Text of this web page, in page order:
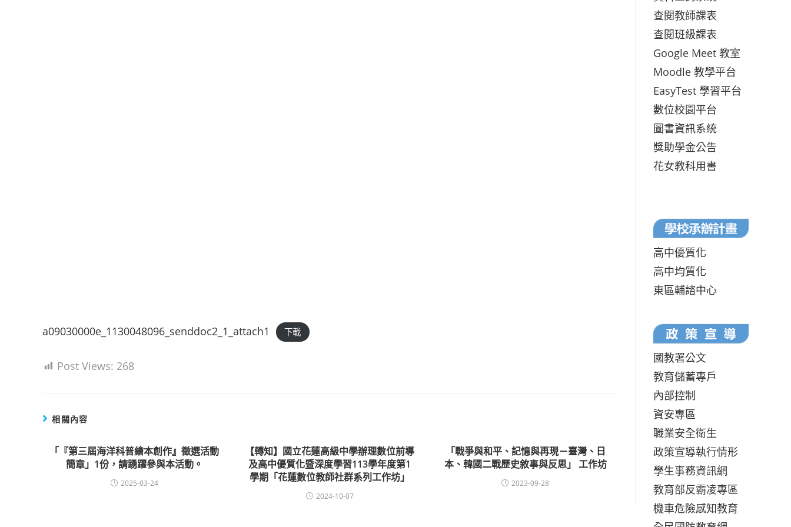
a09030000e_1130048096_senddoc2_1_attach1 下載
Post Views: 268
相關內容
「『第三屆海洋科普繪本創作』徵選活動
簡章」1份，請踴躍參與本活動。
2025-03-24
【轉知】國立花蓮高級中學辦理數位前導
及高中優質化暨深度學習113學年度第1
學期「花蓮數位教師社群系列工作坊」
2024-10-07
「戰爭與和平、記憶與再現－臺灣、日
本、韓國二戰歷史敘事與反思」 工作坊
2023-09-28
查閱教師課表
查閱班級課表
Google Meet 教室
Moodle 教學平台
EasyTest 學習平台
數位校園平台
圖書資訊系統
獎助學金公告
花女教科用書
高中優質化
高中均質化
東區輔諮中心
國教署公文
教育儲蓄專戶
內部控制
資安專區
職業安全衛生
政策宣導執行情形
學生事務資訊網
教育部反霸凌專區
機車危險感知教育